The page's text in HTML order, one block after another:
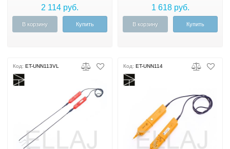
2 114 руб.
В корзину Купить
1 618 руб.
В корзину Купить
Код: ET-UNN113VL Код: ET-UNN114